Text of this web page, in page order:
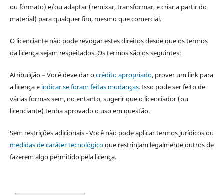
ou formato) e/ou adaptar (remixar, transformar, e criar a partir do
material) para qualquer fim, mesmo que comercial.
O licenciante não pode revogar estes direitos desde que os termos
da licença sejam respeitados. Os termos são os seguintes:
Atribuição – Você deve dar ocrédito apropriado, prover um link para
a licença e indicar se foram feitas mudanças. Isso pode ser feito de
várias formas sem, no entanto, sugerir que o licenciador (ou
licenciante) tenha aprovado o uso em questão.
Sem restrições adicionais - Você não pode aplicar termos jurídicos ou
medidas de caráter tecnológicoque restrinjam legalmente outros de
fazerem algo permitido pela licença.